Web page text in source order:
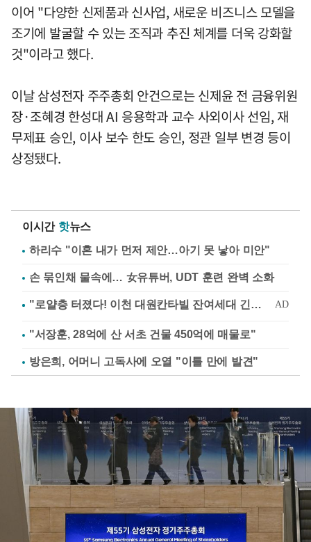
이어 "다양한 신제품과 신사업, 새로운 비즈니스 모델을
조기에 발굴할 수 있는 조직과 추진 체계를 더욱 강화할
것"이라고 했다.
이날 삼성전자 주주총회 안건으로는 신제윤 전 금융위원
장·조혜경 한성대 AI 응용학과 교수 사외이사 선임, 재
무제표 승인, 이사 보수 한도 승인, 정관 일부 변경 등이
상정됐다.
이시간 핫뉴스
하리수 "이혼 내가 먼저 제안…아기 못 낳아 미안"
손 묶인채 물속에… 女유튜버, UDT 훈련 완벽 소화
"서장훈, 28억에 산 서초 건물 450억에 매물로"
방은희, 어머니 고독사에 오열 "이틀 만에 발견"